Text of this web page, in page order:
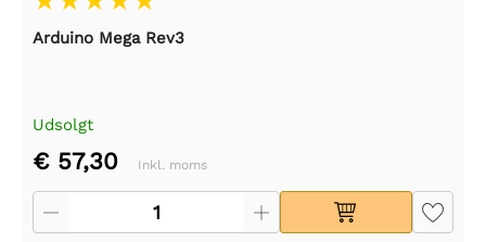
Arduino Mega Rev3
Udsolgt
€ 57,30 Inkl. moms